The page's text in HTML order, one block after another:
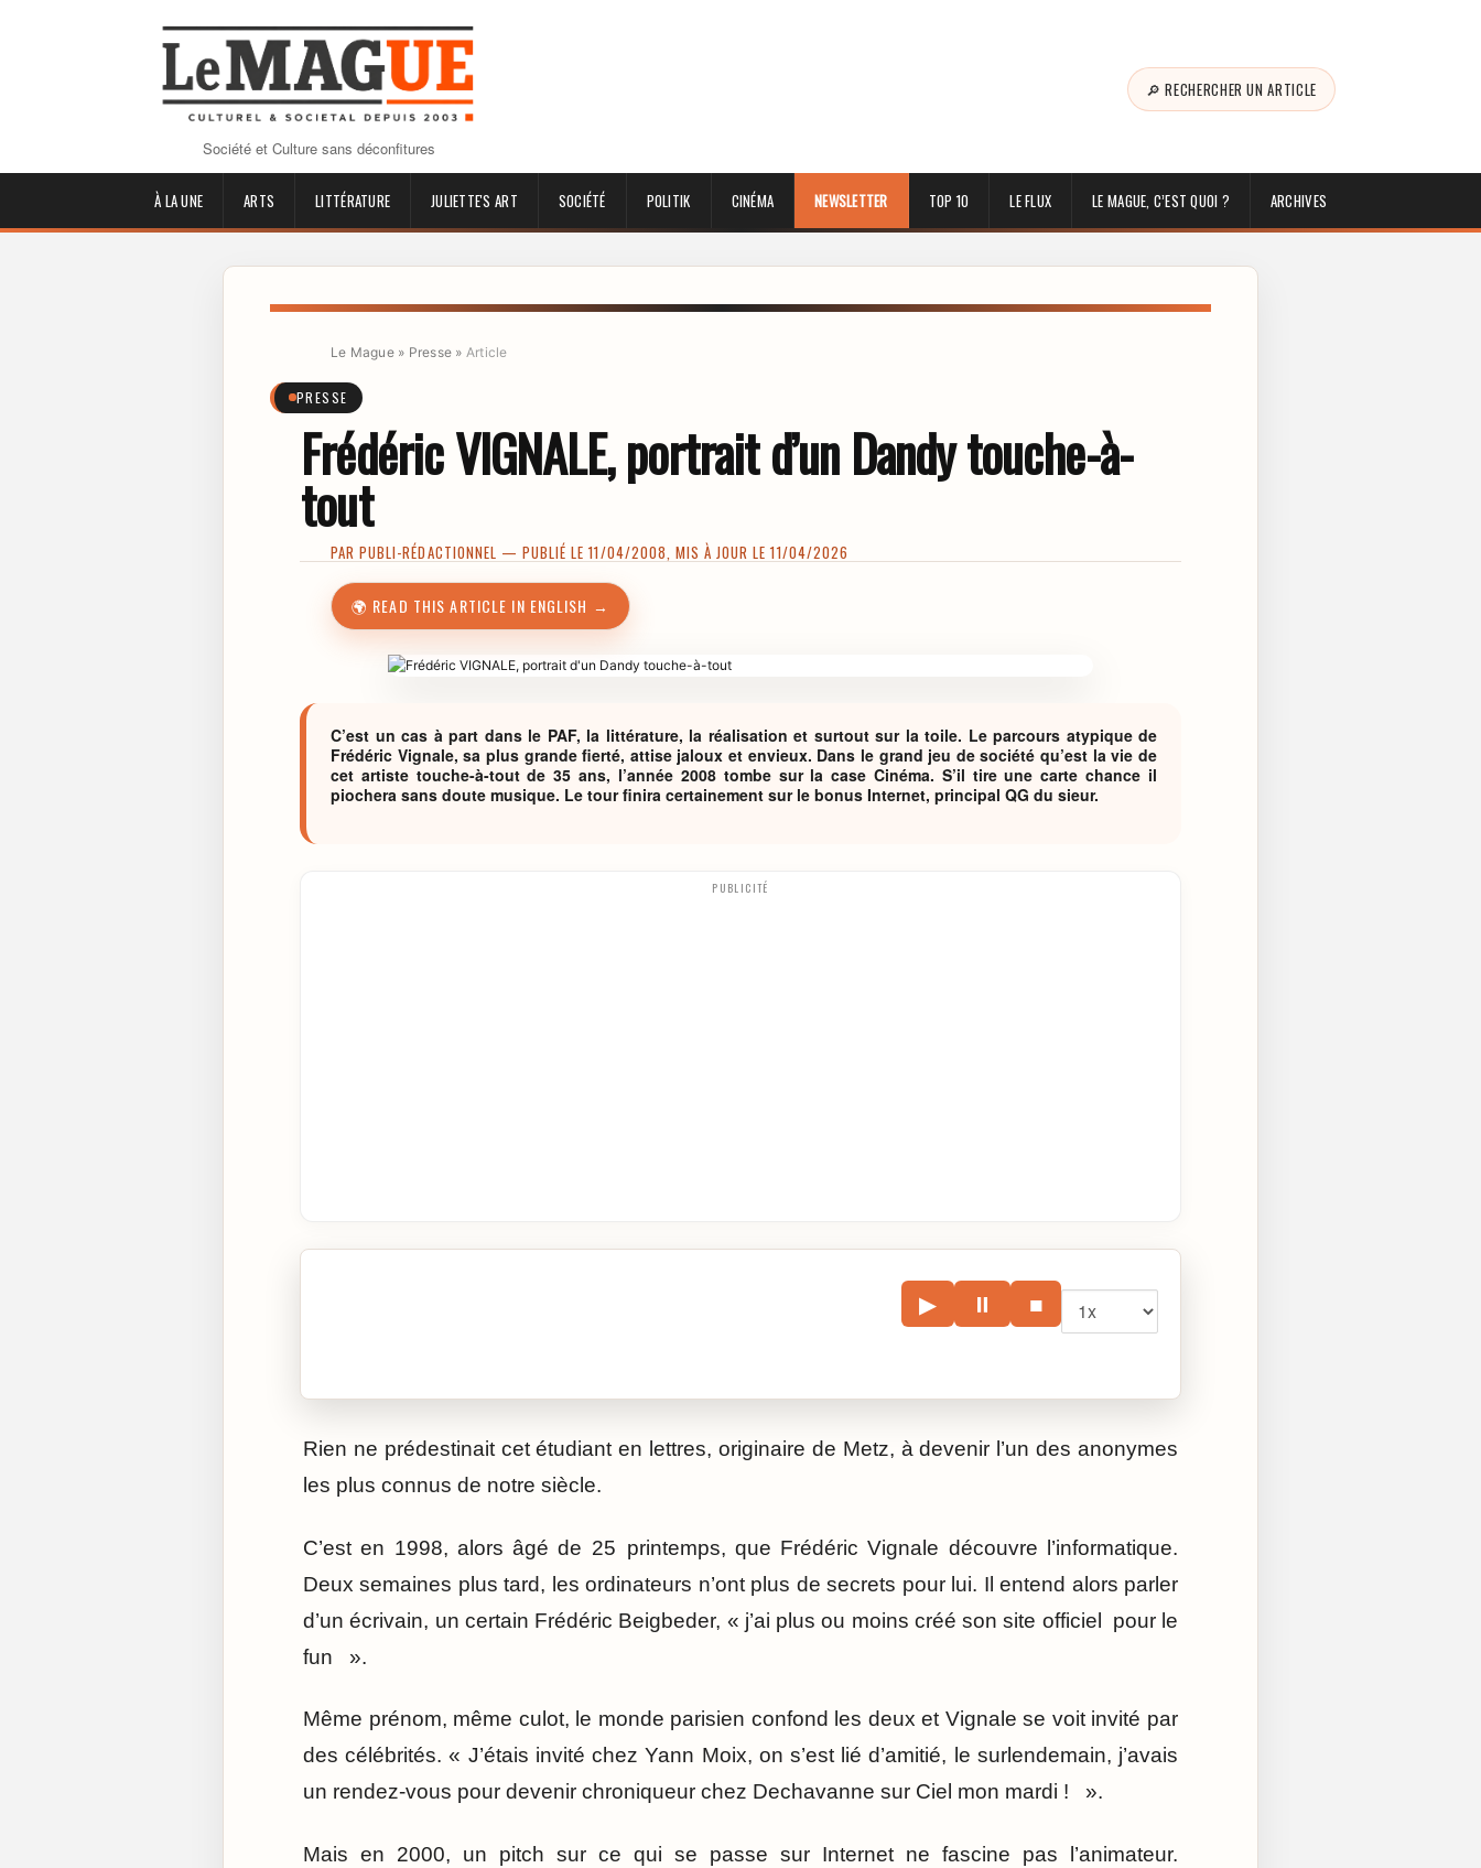
Société et Culture sans déconfitures
🔎 RECHERCHER UN ARTICLE
À LA UNE ARTS LITTÉRATURE JULIETTE'S ART SOCIÉTÉ POLITIK CINÉMA NEWSLETTER TOP 10 LE FLUX LE MAGUE, C’EST QUOI ? ARCHIVES
Le Mague» Presse » Article
PRESSE
Frédéric VIGNALE, portrait d’un Dandy touche-à-
tout
PARPUBLI-RÉDACTIONNEL — PUBLIÉ LE 11/04/2008, MIS À JOUR LE 11/04/2026
🌍 READ THIS ARTICLE IN ENGLISH →
C’est un cas à part dans le PAF, la littérature, la réalisation et surtout sur la toile. Le parcours atypique de
Frédéric Vignale, sa plus grande fierté, attise jaloux et envieux. Dans le grand jeu de société qu’est la vie de
cet artiste touche-à-tout de 35 ans, l’année 2008 tombe sur la case Cinéma. S’il tire une carte chance il
piochera sans doute musique. Le tour finira certainement sur le bonus Internet, principal QG du sieur.
PUBLICITÉ
▶ ⏸ ■
Rien ne prédestinait cet étudiant en lettres, originaire de Metz, à devenir l’un des anonymes
les plus connus de notre siècle.
C’est en 1998, alors âgé de 25 printemps, que Frédéric Vignale découvre l’informatique.
Deux semaines plus tard, les ordinateurs n’ont plus de secrets pour lui. Il entend alors parler
d’un écrivain, un certain Frédéric Beigbeder, « j’ai plus ou moins créé son site officiel pour le
fun ».
Même prénom, même culot, le monde parisien confond les deux et Vignale se voit invité par
des célébrités. « J’étais invité chez Yann Moix, on s’est lié d’amitié, le surlendemain, j’avais
un rendez-vous pour devenir chroniqueur chez Dechavanne sur Ciel mon mardi ! ».
Mais en 2000, un pitch sur ce qui se passe sur Internet ne fascine pas l’animateur.